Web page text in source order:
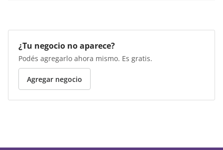
¿Tu negocio no aparece?
Podés agregarlo ahora mismo. Es gratis.
Agregar negocio